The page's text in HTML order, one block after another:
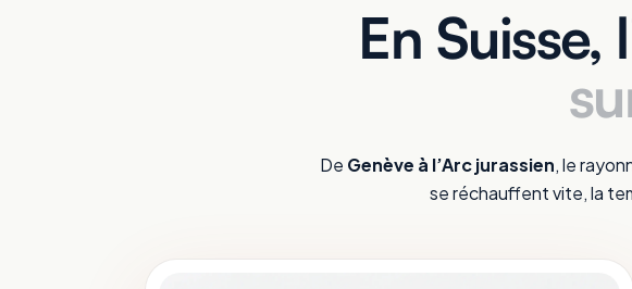
En Suisse,
De Genève à l’Arc jurassien, le
se réchauffent vite, la